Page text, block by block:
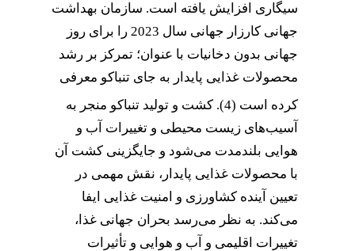
سیگاری افزایش یافته است. سازمان بهداشت
جهانی کارزار جهانی سال 2023 را برای روز
جهانی بدون دخانیات با عنوان؛ تمرکز بر رشد
محصولات غذایی پایدار به جای تنباکو معرفی
کرده است
(4). کشت و تولید تنباکو منجر به
آسیب‌های زیست محیطی و تغییرات آب و
هوایی بلندمدت می‌شود و جایگزینی کشت آن
با محصولات غذایی پایدار، نقش مهمی در
تعیین آینده کشاورزی و امنیت غذایی ایفا
می‌کند. به نظر می‌رسد بحران جهانی غذا،
تغییرات اقلیمی و آب و هوایی و تأثیرات